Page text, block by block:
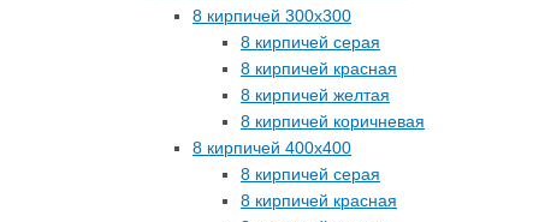
8 кирпичей 300х300
8 кирпичей серая
8 кирпичей красная
8 кирпичей желтая
8 кирпичей коричневая
8 кирпичей 400х400
8 кирпичей серая
8 кирпичей красная